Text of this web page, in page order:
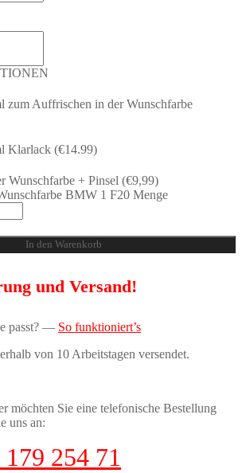
zum Auffrischen in der Wunschfarbe
Klarlack (€14.99)
Wunschfarbe + Pinsel (€9,99)
BMW 1 F20 Menge
In den Warenkorb
und Versand!
passt? — So funktioniert’s
von 10 Arbeitstagen versendet.
möchten Sie eine telefonische Bestellung
uns an:
254 71